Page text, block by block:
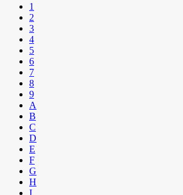
1
2
3
4
5
6
7
8
9
A
B
C
D
E
F
G
H
I